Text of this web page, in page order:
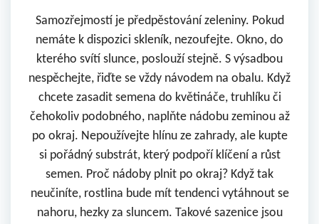
Samozřejmostí je předpěstování zeleniny. Pokud
nemáte k dispozici skleník, nezoufejte. Okno, do
kterého svítí slunce, poslouží stejně. S výsadbou
nespěchejte, řiďte se vždy návodem na obalu. Když
chcete zasadit semena do květináče, truhlíku či
čehokoliv podobného, naplňte nádobu zeminou až
po okraj. Nepoužívejte hlínu ze zahrady, ale kupte
si pořádný substrát, který podpoří klíčení a růst
semen. Proč nádoby plnit po okraj? Když tak
neučiníte, rostlina bude mít tendenci vytáhnout se
nahoru, hezky za sluncem. Takové sazenice jsou